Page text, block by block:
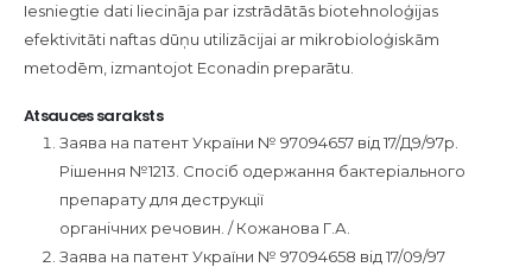
Iesniegtie dati liecināja par izstrādātās biotehnoloģijas
efektivitāti naftas dūņu utilizācijai ar mikrobioloģiskām
metodēm, izmantojot Econadin preparātu.
Atsauces saraksts
Заява на патент України № 97094657 від 17/Д9/97р.
Рішення №1213. Спосіб одержання бактеріального
препарату для деструкції
органічних речовин. / Кожанова Г.А.
Заява на патент України № 97094658 від 17/09/97